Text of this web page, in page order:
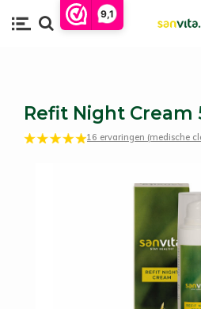
9,1
Refit Night Cream
16 ervaringen (medische